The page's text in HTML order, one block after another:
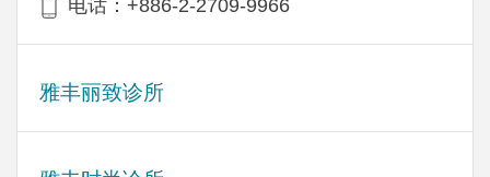
电话：+886-2-2709-9966
雅丰丽致诊所